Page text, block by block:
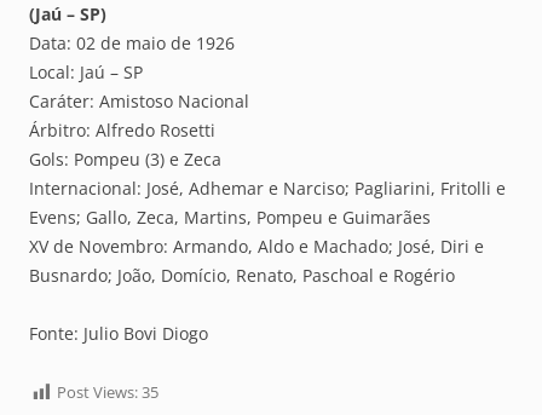
(Jaú – SP)
Data: 02 de maio de 1926
Local: Jaú – SP
Caráter: Amistoso Nacional
Árbitro: Alfredo Rosetti
Gols: Pompeu (3) e Zeca
Internacional: José, Adhemar e Narciso; Pagliarini, Fritolli e
Evens; Gallo, Zeca, Martins, Pompeu e Guimarães
XV de Novembro: Armando, Aldo e Machado; José, Diri e
Busnardo; João, Domício, Renato, Paschoal e Rogério
Fonte: Julio Bovi Diogo
Post Views:35